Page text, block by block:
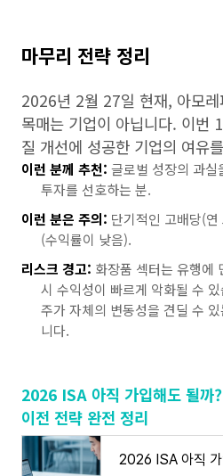
마무리 전략 정리
2026년 2월 27일 현재, 아모
목매는 기업이 아닙니다. 이번
질 개선에 성공한 기업의 여유
이런 분께 추천: 글로벌 성장의 과실
투자를 선호하는 분.
이런 분은 주의: 단기적인 고배당(
(수익률이 낮음).
리스크 경고: 화장품 섹터는 유행에
시 수익성이 빠르게 악화될 수
주가 자체의 변동성을 견딜 수
니다.
2026 ISA 아직 가입해도 될까
이전 전략 완전 정리